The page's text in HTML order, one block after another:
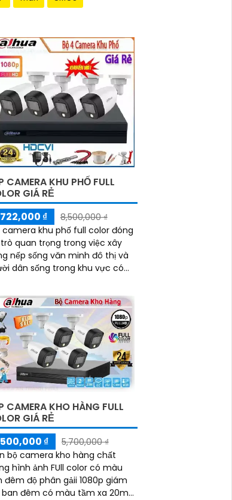
CAMERA KHU PHỐ FULL
GIÁ RẺ
₫
8,500,000 ₫
camera khu phố full color đóng
quan trọng trong việc xây
nếp sống văn minh đô thị và
dân sống trong khu vực có
hội tại nơi đây
CAMERA KHO HÀNG FULL
GIÁ RẺ
₫
5,700,000 ₫
bộ camera kho hàng chất
hình ảnh FUll color có màu
đêm độ phân gảii 1080p giám
đêm có màu tầm xa 20m